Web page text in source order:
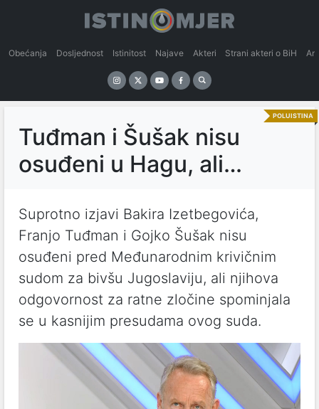
Obećanja Dosljednost Istinitost Najave Akteri Strani akteri o BiH
POLUISTINA
Tuđman i Šušak nisu
osuđeni u Hagu, ali…
Suprotno izjavi Bakira Izetbegovića,
Franjo Tuđman i Gojko Šušak nisu
osuđeni pred Međunarodnim krivičnim
sudom za bivšu Jugoslaviju, ali njihova
odgovornost za ratne zločine spominjala
se u kasnijim presudama ovog suda.